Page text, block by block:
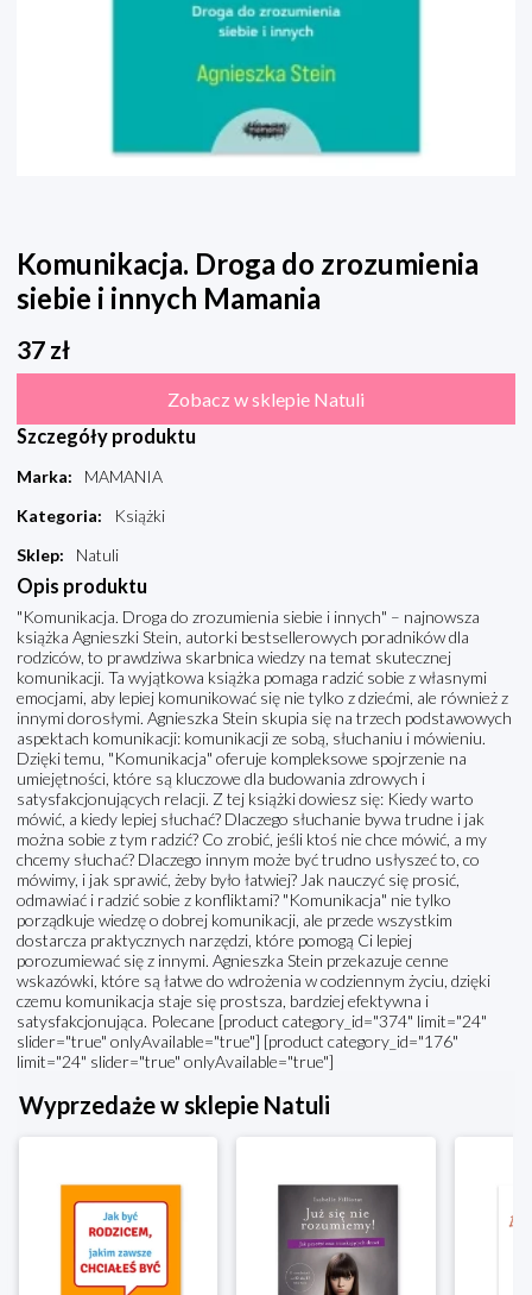
Komunikacja. Droga do zrozumienia
siebie i innych Mamania
37 zł
Zobacz w sklepie Natuli
Szczegóły produktu
Marka:
MAMANIA
Kategoria:
Książki
Sklep: Natuli
Opis produktu
"Komunikacja. Droga do zrozumienia siebie i innych" – najnowsza
książka Agnieszki Stein, autorki bestsellerowych poradników dla
rodziców, to prawdziwa skarbnica wiedzy na temat skutecznej
komunikacji. Ta wyjątkowa książka pomaga radzić sobie z własnymi
emocjami, aby lepiej komunikować się nie tylko z dziećmi, ale również z
innymi dorosłymi. Agnieszka Stein skupia się na trzech podstawowych
aspektach komunikacji: komunikacji ze sobą, słuchaniu i mówieniu.
Dzięki temu, "Komunikacja" oferuje kompleksowe spojrzenie na
umiejętności, które są kluczowe dla budowania zdrowych i
satysfakcjonujących relacji. Z tej książki dowiesz się: Kiedy warto
mówić, a kiedy lepiej słuchać? Dlaczego słuchanie bywa trudne i jak
można sobie z tym radzić? Co zrobić, jeśli ktoś nie chce mówić, a my
chcemy słuchać? Dlaczego innym może być trudno usłyszeć to, co
mówimy, i jak sprawić, żeby było łatwiej? Jak nauczyć się prosić,
odmawiać i radzić sobie z konfliktami? "Komunikacja" nie tylko
porządkuje wiedzę o dobrej komunikacji, ale przede wszystkim
dostarcza praktycznych narzędzi, które pomogą Ci lepiej
porozumiewać się z innymi. Agnieszka Stein przekazuje cenne
wskazówki, które są łatwe do wdrożenia w codziennym życiu, dzięki
czemu komunikacja staje się prostsza, bardziej efektywna i
satysfakcjonująca. Polecane [product category_id="374" limit="24"
slider="true" onlyAvailable="true"] [product category_id="176"
limit="24" slider="true" onlyAvailable="true"]
Wyprzedaże w sklepie Natuli